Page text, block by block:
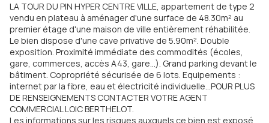
LA TOUR DU PIN HYPER CENTRE VILLE, appartement de type 2
vendu en plateau à aménager d'une surface de 48.30m² au
premier étage d'une maison de ville entièrement réhabilitée.
Le bien dispose d'une cave privative de 5.90m². Double
exposition. Proximité immédiate des commodités (écoles,
gare, commerces, accès A43, gare...). Grand parking devant le
bâtiment. Copropriété sécurisée de 6 lots. Equipements :
internet par la fibre, eau et électricité individuelle...POUR PLUS
DE RENSEIGNEMENTS CONTACTER VOTRE AGENT
COMMERCIAL LOIC BERTHELOT.
Les informations sur les risques auxquels ce bien est exposé